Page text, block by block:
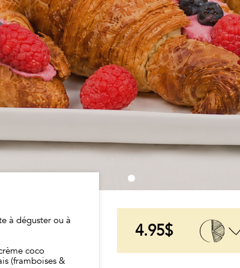
à déguster ou à
coco
(framboises &
4.95$